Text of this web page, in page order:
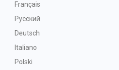
Français
Русский
Deutsch
Italiano
Polski